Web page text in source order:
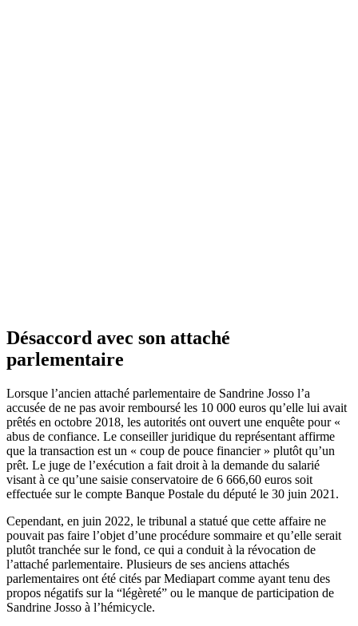
Désaccord avec son attaché
parlementaire
Lorsque l’ancien attaché parlementaire de Sandrine Josso l’a
accusée de ne pas avoir remboursé les 10 000 euros qu’elle lui avait
prêtés en octobre 2018, les autorités ont ouvert une enquête pour «
abus de confiance. Le conseiller juridique du représentant affirme
que la transaction est un « coup de pouce financier » plutôt qu’un
prêt. Le juge de l’exécution a fait droit à la demande du salarié
visant à ce qu’une saisie conservatoire de 6 666,60 euros soit
effectuée sur le compte Banque Postale du député le 30 juin 2021.
Cependant, en juin 2022, le tribunal a statué que cette affaire ne
pouvait pas faire l’objet d’une procédure sommaire et qu’elle serait
plutôt tranchée sur le fond, ce qui a conduit à la révocation de
l’attaché parlementaire. Plusieurs de ses anciens attachés
parlementaires ont été cités par Mediapart comme ayant tenu des
propos négatifs sur la “légèreté” ou le manque de participation de
Sandrine Josso à l’hémicycle.